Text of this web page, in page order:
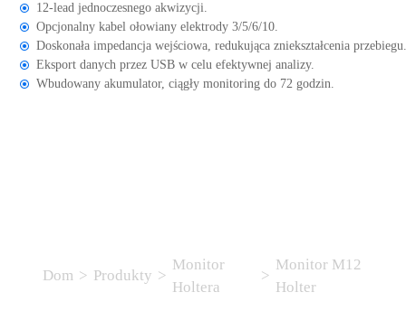
12-lead jednoczesnego akwizycji.
Opcjonalny kabel ołowiany elektrody 3/5/6/10.
Doskonała impedancja wejściowa, redukująca zniekształcenia
Eksport danych przez USB w celu efektywnej analizy.
Wbudowany akumulator, ciągły monitoring do 72 godzin.
Dom > Produkty >
Monitor
Holtera
>
Monitor M12
Holter